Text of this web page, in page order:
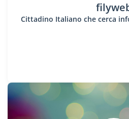
Cittadino Italiano che cerca